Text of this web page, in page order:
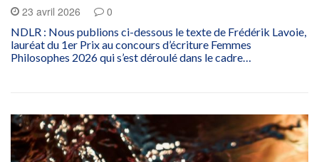
23 avril 2026 0
NDLR : Nous publions ci-dessous le texte de Frédérik Lavoie,
lauréat du 1er Prix au concours d’écriture Femmes
Philosophes 2026 qui s’est déroulé dans le cadre…